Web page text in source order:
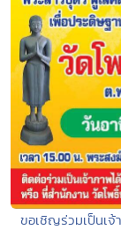
ขอเชิญร่วมเป็นเจ้